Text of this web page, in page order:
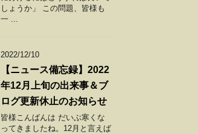
しょうか」 この問題、皆様も
一 ...
2022/12/10
【ニュース備忘録】2022
年12月上旬の出来事＆ブ
ログ更新休止のお知らせ
皆様こんばんは だいぶ寒くな
ってきましたね。12月と言えば